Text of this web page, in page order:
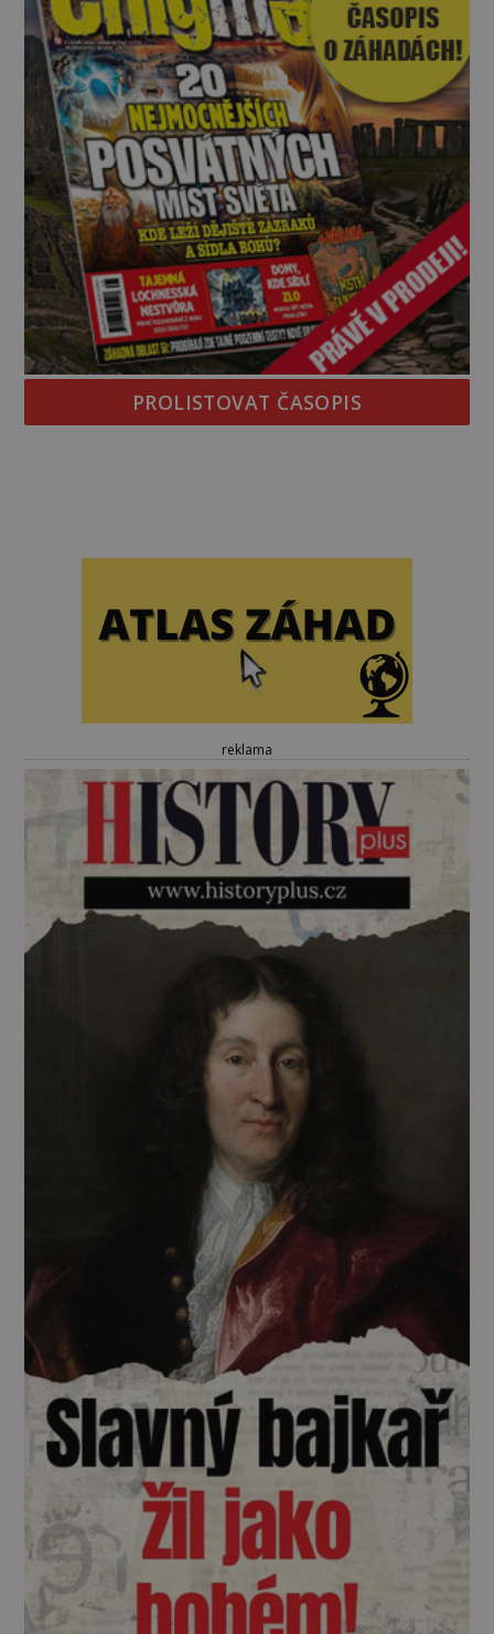
PROLISTOVAT ČASOPIS
reklama